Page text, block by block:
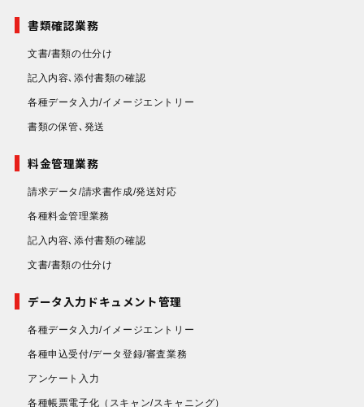
書類確認業務
文書/書類の仕分け
記入内容､添付書類の確認
各種データ入力/イメージエントリー
書類の保管､発送
料金管理業務
請求データ/請求書作成/発送対応
各種料金管理業務
記入内容､添付書類の確認
文書/書類の仕分け
データ入力ドキュメント管理
各種データ入力/イメージエントリー
各種申込受付/データ登録/審査業務
アンケート入力
各種帳票電子化 （スキャン/スキャニング）